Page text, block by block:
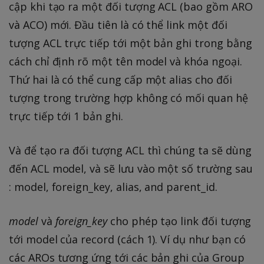
cập khi tạo ra một đối tượng ACL (bao gồm ARO
và ACO) mới. Đầu tiên là có thể link một đối
tượng ACL trực tiếp tới một bản ghi trong bằng
cách chỉ định rõ một tên model và khóa ngoại.
Thứ hai là có thể cung cấp một alias cho đối
tượng trong trường hợp không có mối quan hệ
trực tiếp tới 1 bản ghi.
Và để tạo ra đối tượng ACL thì chúng ta sẽ dùng
đến ACL model, và sẽ lưu vào một số trường sau
: model, foreign_key, alias, and parent_id.
modelvà foreign_keycho phép tạo link đối tượng
tới model của record (cách 1). Ví dụ như bạn có
các AROs tương ứng tới các bản ghi của Group